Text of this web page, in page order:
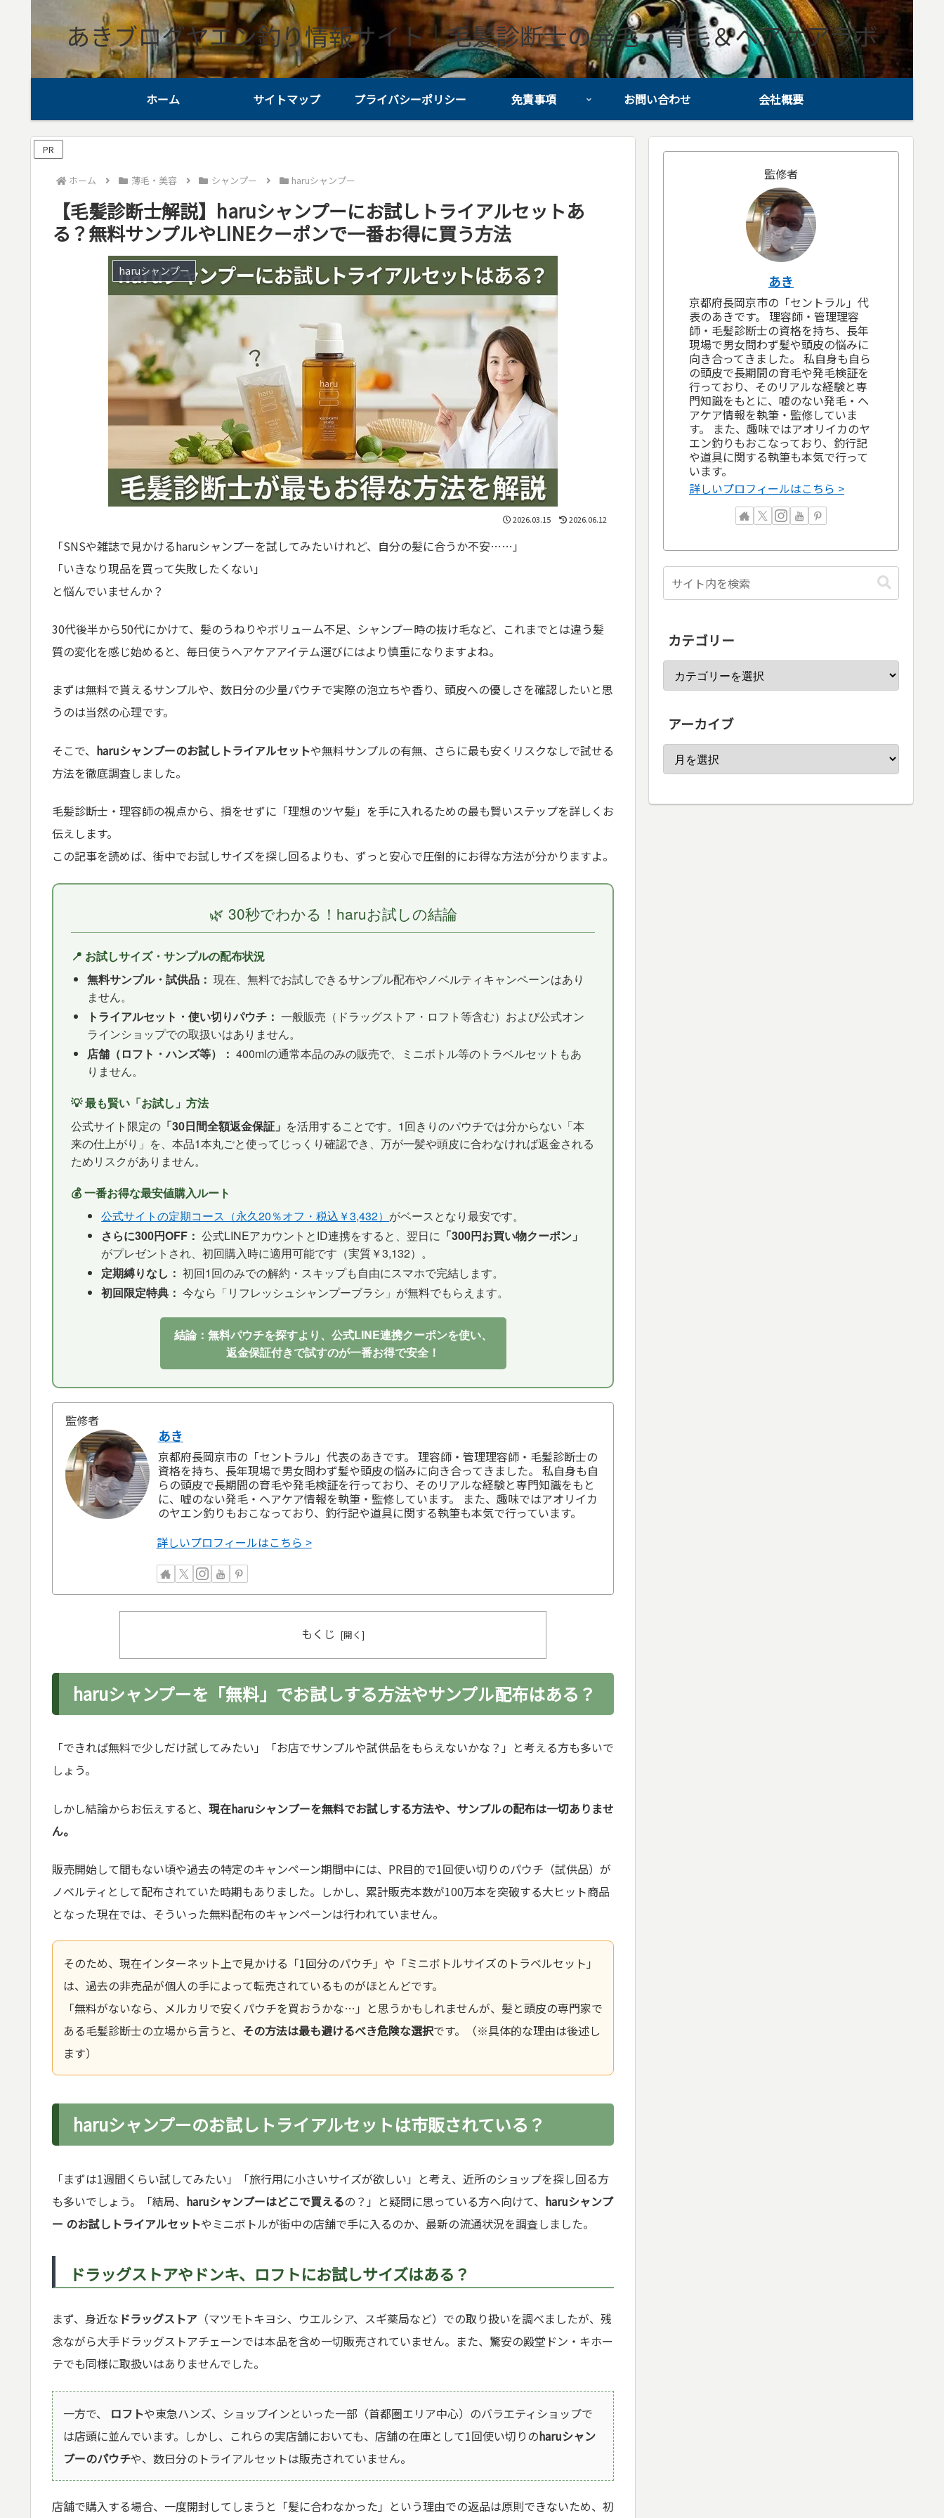
あきブログヤエン釣り情報サイト｜毛髪診断士の発毛・育毛＆ヘアケアラボ
ホーム サイトマップ プライバシーポリシー 免責事項 お問い合わせ 会社概要
PR
ホーム 薄毛・美容 シャンプー haruシャンプー
【毛髪診断士解説】haruシャンプーにお試しトライアルセットあ
る？無料サンプルやLINEクーポンで一番お得に買う方法
haruシャンプー
2026.03.15 2026.06.12
「SNSや雑誌で見かけるharuシャンプーを試してみたいけれど、自分の髪に合うか不安……」
「いきなり現品を買って失敗したくない」
と悩んでいませんか？
30代後半から50代にかけて、髪のうねりやボリューム不足、シャンプー時の抜け毛など、これまでとは違う髪
質の変化を感じ始めると、毎日使うヘアケアアイテム選びにはより慎重になりますよね。
まずは無料で貰えるサンプルや、数日分の少量パウチで実際の泡立ちや香り、頭皮への優しさを確認したいと思
うのは当然の心理です。
そこで、 haruシャンプーのお試しトライアルセットや無料サンプルの有無、さらに最も安くリスクなしで試せる
方法を徹底調査しました。
毛髪診断士・理容師の視点から、損をせずに「理想のツヤ髪」を手に入れるための最も賢いステップを詳しくお
伝えします。
この記事を読めば、街中でお試しサイズを探し回るよりも、ずっと安心で圧倒的にお得な方法が分かりますよ。
🌿 30秒でわかる！haruお試しの結論
📍 お試しサイズ・サンプルの配布状況
無料サンプル・試供品： 現在、無料でお試しできるサンプル配布やノベルティキャンペーンはあり
ません。
トライアルセット・使い切りパウチ： 一般販売（ドラッグストア・ロフト等含む）および公式オン
ラインショップでの取扱いはありません。
店舗（ロフト・ハンズ等）： 400mlの通常本品のみの販売で、ミニボトル等のトラベルセットもあ
りません。
💡 最も賢い「お試し」方法
公式サイト限定の 「30日間全額返金保証」 を活用することです。1回きりのパウチでは分からない「本
来の仕上がり」を、本品1本丸ごと使ってじっくり確認でき、万が一髪や頭皮に合わなければ返金される
ためリスクがありません。
💰 一番お得な最安値購入ルート
公式サイトの定期コース（永久20％オフ・税込￥3,432） がベースとなり最安です。
さらに300円OFF： 公式LINEアカウントとID連携をすると、翌日に 「300円お買い物クーポン」
がプレゼントされ、初回購入時に適用可能です（実質￥3,132）。
定期縛りなし： 初回1回のみでの解約・スキップも自由にスマホで完結します。
初回限定特典： 今なら「リフレッシュシャンプーブラシ」が無料でもらえます。
結論：無料パウチを探すより、公式LINE連携クーポンを使い、
返金保証付きで試すのが一番お得で安全！
監修者
あき
京都府長岡京市の「セントラル」代表のあきです。 理容師・管理理容師・毛髪診断士の
資格を持ち、長年現場で男女問わず髪や頭皮の悩みに向き合ってきました。 私自身も自
らの頭皮で長期間の育毛や発毛検証を行っており、そのリアルな経験と専門知識をもと
に、嘘のない発毛・ヘアケア情報を執筆・監修しています。 また、趣味ではアオリイカ
のヤエン釣りもおこなっており、釣行記や道具に関する執筆も本気で行っています。
詳しいプロフィールはこちら >
もくじ
haruシャンプーを「無料」でお試しする方法やサンプル配布はある？
「できれば無料で少しだけ試してみたい」「お店でサンプルや試供品をもらえないかな？」と考える方も多いで
しょう。
しかし結論からお伝えすると、 現在haruシャンプーを無料でお試しする方法や、サンプルの配布は一切ありませ
ん。
販売開始して間もない頃や過去の特定のキャンペーン期間中には、PR目的で1回使い切りのパウチ（試供品）が
ノベルティとして配布されていた時期もありました。しかし、累計販売本数が100万本を突破する大ヒット商品
となった現在では、そういった無料配布のキャンペーンは行われていません。
そのため、現在インターネット上で見かける「1回分のパウチ」や「ミニボトルサイズのトラベルセット」
は、過去の非売品が個人の手によって転売されているものがほとんどです。
「無料がないなら、メルカリで安くパウチを買おうかな…」と思うかもしれませんが、髪と頭皮の専門家で
ある毛髪診断士の立場から言うと、 その方法は最も避けるべき危険な選択です。（※具体的な理由は後述し
ます）
haruシャンプーのお試しトライアルセットは市販されている？
「まずは1週間くらい試してみたい」「旅行用に小さいサイズが欲しい」と考え、近所のショップを探し回る方
も多いでしょう。「結局、 haruシャンプーはどこで買えるの？」と疑問に思っている方へ向けて、 haruシャンプ
ー のお試しトライアルセットやミニボトルが街中の店舗で手に入るのか、最新の流通状況を調査しました。
ドラッグストアやドンキ、ロフトにお試しサイズはある？
まず、身近な ドラッグストア （マツモトキヨシ、ウエルシア、スギ薬局など）での取り扱いを調べましたが、残
念ながら大手ドラッグストアチェーンでは本品を含め一切販売されていません。また、驚安の殿堂ドン・キホー
テでも同様に取扱いはありませんでした。
一方で、 ロフトや東急ハンズ、ショップインといった一部（首都圏エリア中心）のバラエティショップで
は店頭に並んでいます。しかし、これらの実店舗においても、店舗の在庫として1回使い切りのharuシャン
プーのパウチや、数日分のトライアルセットは販売されていません。
店舗で購入する場合、一度開封してしまうと「髪に合わなかった」という理由での返品は原則できないため、初
監修者
あき
京都府長岡京市の「セントラル」代
表のあきです。 理容師・管理理容
師・毛髪診断士の資格を持ち、長年
現場で男女問わず髪や頭皮の悩みに
向き合ってきました。 私自身も自ら
の頭皮で長期間の育毛や発毛検証を
行っており、そのリアルな経験と専
門知識をもとに、嘘のない発毛・ヘ
アケア情報を執筆・監修していま
す。 また、趣味ではアオリイカのヤ
エン釣りもおこなっており、釣行記
や道具に関する執筆も本気で行って
います。
詳しいプロフィールはこちら >
カテゴリー
アーカイブ